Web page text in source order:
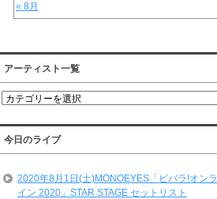
« 8月
アーティスト一覧
ア
テ
ィ
ス
一
今日のライブ
2020年8月1日(土)MONOEYES「ビバラ!オンラ
イン 2020」STAR STAGE セットリスト